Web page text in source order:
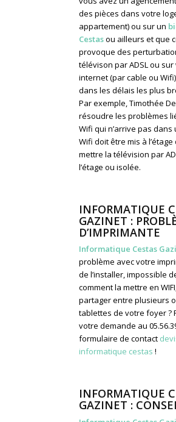
des pièces dans votre
appartement) ou sur un
Cestasou ailleurs et que
provoque des
télévison par ADSL ou
internet (par cable ou
dans les délais les plus
Par exemple, Timothée
résoudre les problèmes
Wifi qui n’arrive pas dans
Wifi doit être mis à
mettre la télévision par
l’étage ou isolée.
INFORMATIQUE
GAZINET :
D’IMPRIMANTE
Informatique Cestas
problème avec votre
de l’installer, impossible
comment la mettre en
partager entre plusieurs
tablettes de votre foyer ?
votre demande au
formulaire de contact
informatique cestas !
INFORMATIQUE
GAZINET :